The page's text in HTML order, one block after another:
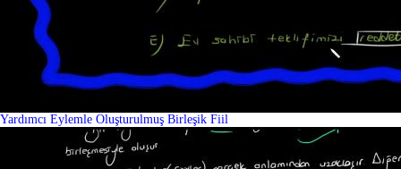
Yardımcı Eylemle Oluşturulmuş Birleşik Fiil